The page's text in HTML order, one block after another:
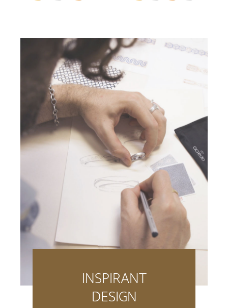
INSPIRANT
DESIGN